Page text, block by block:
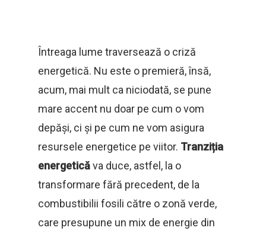
Întreaga lume traversează o criză
energetică. Nu este o premieră, însă,
acum, mai mult ca niciodată, se pune
mare accent nu doar pe cum o vom
depăși, ci și pe cum ne vom asigura
resursele energetice pe viitor. Tranziția
energeticăva duce, astfel, la o
transformare fără precedent, de la
combustibilii fosili către o zonă verde,
care presupune un mix de energie din